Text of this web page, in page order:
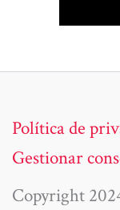
Política de
Gestionar
Copyright